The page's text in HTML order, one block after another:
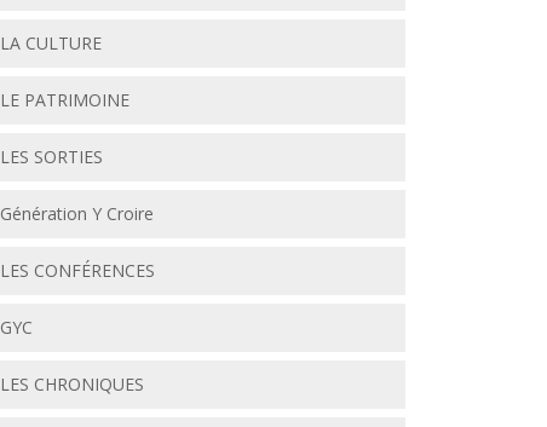
LA CULTURE
LE PATRIMOINE
LES SORTIES
Génération Y Croire
LES CONFÉRENCES
GYC
LES CHRONIQUES